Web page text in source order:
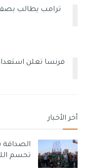
موضوع الوفيات بغزة.
أخرى، قللت بيانات
بنحو 40%”
وسوم: إسرائيل قتلت نحو 100 ألف مواطن في غزة
ترامب يطالب
فرنسا تعلن
أخر الأخبار
الصداقة
تحسم